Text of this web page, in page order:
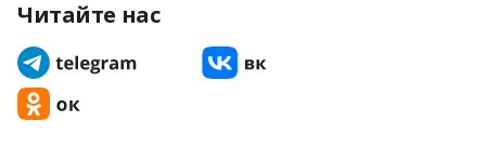
Читайте нас